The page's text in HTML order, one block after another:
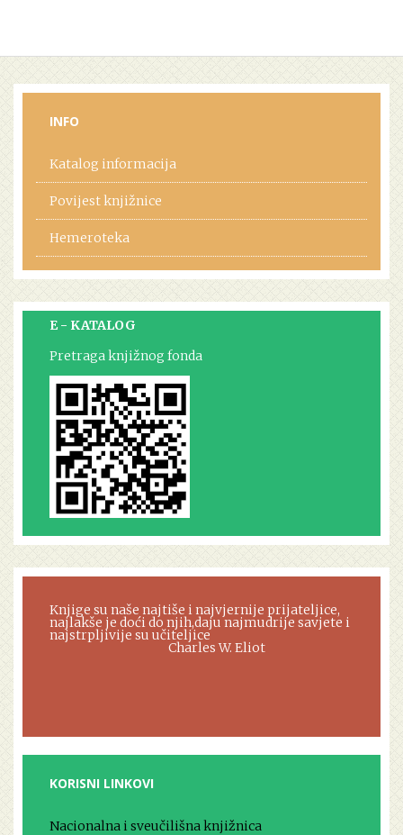
INFO
Katalog informacija
Povijest knjižnice
Hemeroteka
E - KATALOG
Pretraga knjižnog fonda
Knjige su naše najtiše i najvjernije prijateljice,
najlakše je doći do njih,daju najmudrije savjete i
najstrpljivije su učiteljice
Charles W. Eliot
KORISNI LINKOVI
Nacionalna i sveučilišna knjižnica